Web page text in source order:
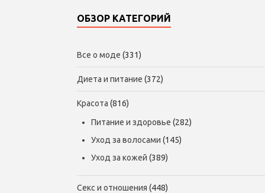
ОБЗОР КАТЕГОРИЙ
Все о моде (331)
Диета и питание (372)
Красота (816)
Питание и здоровье (282)
Уход за волосами (145)
Уход за кожей (389)
Секс и отношения (448)